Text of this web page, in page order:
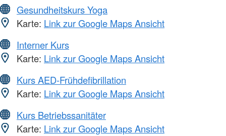
Gesundheitskurs Yoga
Karte: Link zur Google Maps Ansicht
Interner Kurs
Karte: Link zur Google Maps Ansicht
Kurs AED-Frühdefibrillation
Karte: Link zur Google Maps Ansicht
Kurs Betriebssanitäter
Karte: Link zur Google Maps Ansicht